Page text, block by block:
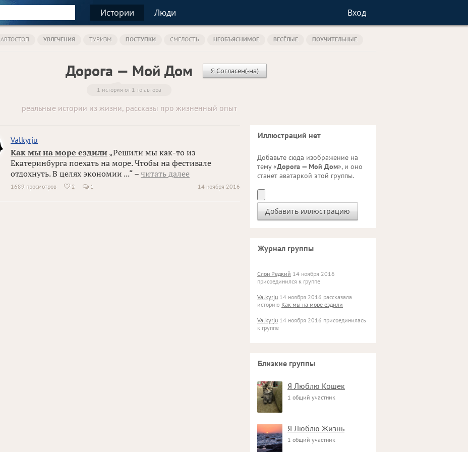
Истории Люди Вход
АВТОСТОП УВЛЕЧЕНИЯ ТУРИЗМ ПОСТУПКИ СМЕЛОСТЬ НЕОБЪЯСНИМОЕ ВЕСЁЛЫЕ ПОУЧИТЕЛЬНЫЕ
Дорога — Мой Дом Я Согласен(-на)
1 история от 1-го автора
реальные истории из жизни, рассказы про жизненный опыт
Valkyrju
Как мы на море ездили „Решили мы как-то из
Екатеринбурга поехать на море. Чтобы на фестивале
отдохнуть. В целях экономии ...“ – читать далее
14 ноября 2016
1689 просмотров  2 1
Иллюстраций нет
Добавьте сюда изображение на
тему «Дорога — Мой Дом», и оно
станет аватаркой этой группы.
Журнал группы
Слон Редкий 14 ноября 2016
присоединился к группе
Valkyrju 14 ноября 2016 рассказала
историю Как мы на море ездили
Valkyrju 14 ноября 2016 присоединилась
к группе
Близкие группы
Я Люблю Кошек
1 общий участник
Я Люблю Жизнь
1 общий участник